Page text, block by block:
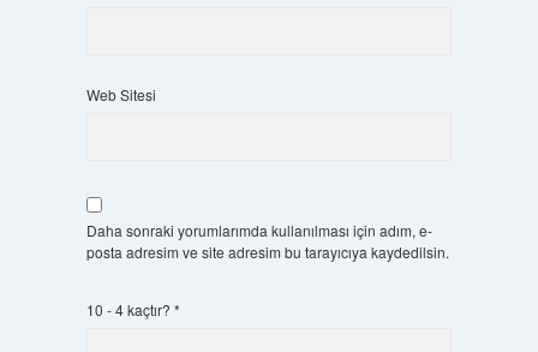
Web Sitesi
Daha sonraki yorumlarımda kullanılması için adım, e-
posta adresim ve site adresim bu tarayıcıya kaydedilsin.
10 - 4 kaçtır? *